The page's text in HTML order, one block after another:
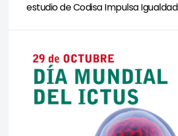
estudio de Codisa Impulsa Igualdad